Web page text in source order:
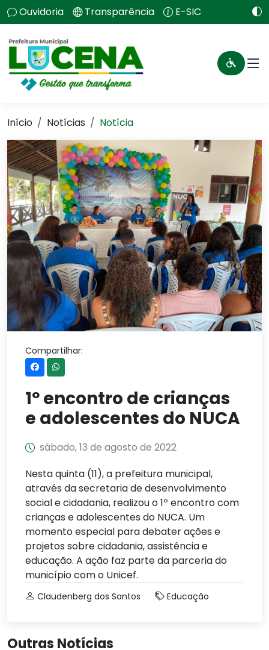
Ouvidoria Transparência E-SIC
Início Notícias Notícia
Compartilhar:
1º encontro de crianças
e adolescentes do NUCA
sábado, 13 de agosto de 2022
Nesta quinta (11), a prefeitura municipal,
através da secretaria de desenvolvimento
social e cidadania, realizou o 1º encontro com
crianças e adolescentes do NUCA. Um
momento especial para debater ações e
projetos sobre cidadania, assistência e
educação. A ação faz parte da parceria do
município com o Unicef.
Claudenberg dos Santos Educação
Outras Notícias